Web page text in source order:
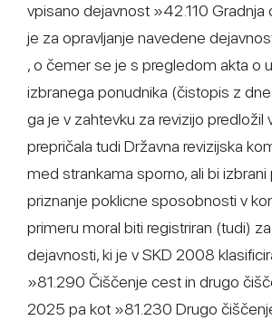
vpisano dejavnost »42.110 Gradnja
je za opravljanje navedene
, o čemer se je s pregledom akta o
izbranega ponudnika (čistopis z dne
ga je v zahtevku za revizijo predložil
prepričala tudi Državna revizijska
med strankama sporno, ali bi izbrani
priznanje poklicne sposobnosti v
primeru moral biti registriran (tudi)
dejavnosti, ki je v SKD 2008
»81.290 Čiščenje cest in drugo
2025 pa kot »81.230 Drugo